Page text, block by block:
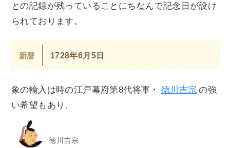
との記録が残っていることにちなんで記念日が設け
られております。
新暦 1728年6月5日
象の輸入は時の江戸幕府第8代将軍・ 徳川吉宗 の強
い希望もあり、
徳川吉宗